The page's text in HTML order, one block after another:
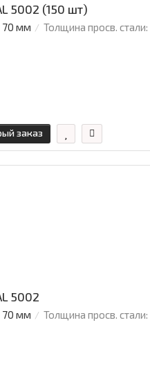
5002 (150 шт)
70 мм Толщина просв. стали:
заказ
5002
70 мм Толщина просв. стали: